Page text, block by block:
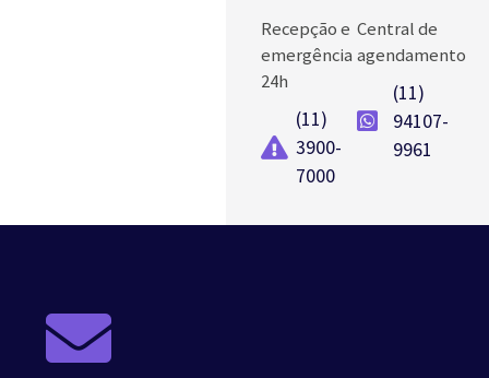
Recepção e
emergência
24h
(11)
3900-
7000
Central de
agendamento
(11)
94107-
9961